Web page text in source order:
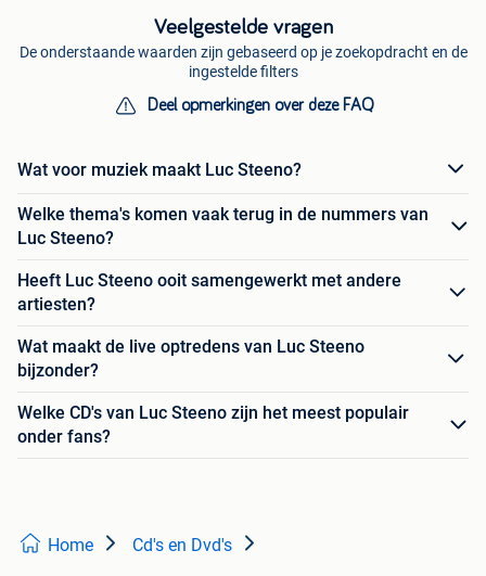
Veelgestelde vragen
De onderstaande waarden zijn gebaseerd op je zoekopdracht en de
ingestelde filters
Deel opmerkingen over deze FAQ
Wat voor muziek maakt Luc Steeno?
Welke thema's komen vaak terug in de nummers van
Luc Steeno?
Heeft Luc Steeno ooit samengewerkt met andere
artiesten?
Wat maakt de live optredens van Luc Steeno
bijzonder?
Welke CD's van Luc Steeno zijn het meest populair
onder fans?
Home Cd's en Dvd's